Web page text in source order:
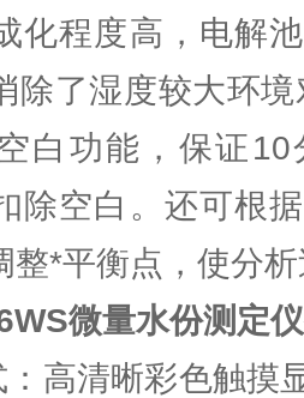
化程度高，电解
除了湿度较大环
白功能，保证
除空白。还可根
整*平衡点，使分
微量水份测定
高清晰彩色触摸